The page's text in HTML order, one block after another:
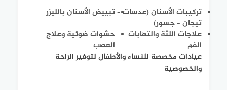
تركيبات الأسنان (عدسات –
تيجان – جسور)
تبييض الأسنان بالليزر
علاجات اللثة والتهابات
الفم
حشوات ضوئية وعلاج
العصب
عيادات مخصصة للنساء والأطفال لتوفير الراحة
والخصوصية